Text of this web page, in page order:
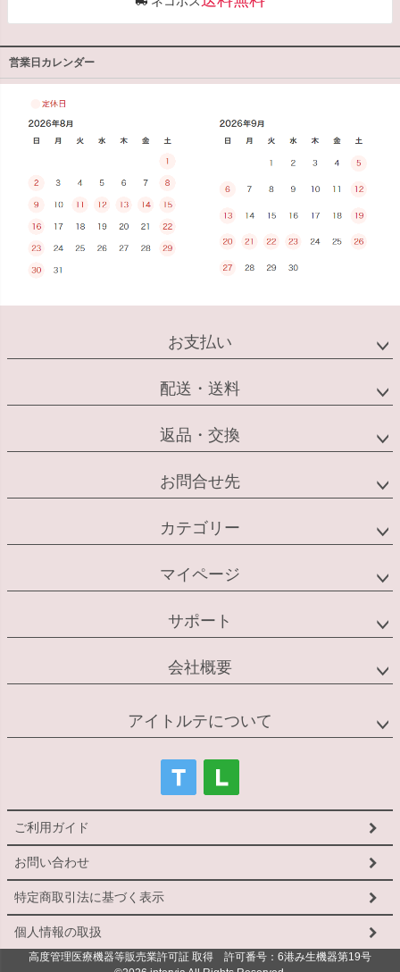
営業日カレンダー
お支払い
配送・送料
返品・交換
お問合せ先
カテゴリー
マイページ
サポート
会社概要
アイトルテについて
ご利用ガイド
お問い合わせ
特定商取引法に基づく表示
個人情報の取扱
高度管理医療機器等販売業許可証 取得 許可番号：6港み生機器第19号